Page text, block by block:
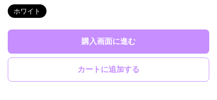
ホワイト
購入画面に進む
カートに追加する